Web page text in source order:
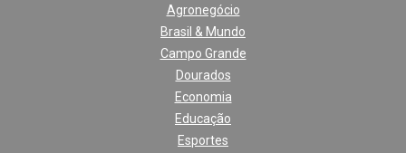
Agronegócio
Brasil & Mundo
Campo Grande
Dourados
Economia
Educação
Esportes